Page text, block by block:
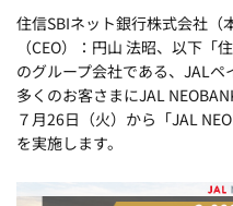
住信SBIネット銀行株式会社（
（CEO）：円山 法昭、以下
のグループ会社である、JAL
多くのお客さまにJAL
７月26日（火）から「JAL
を実施します。